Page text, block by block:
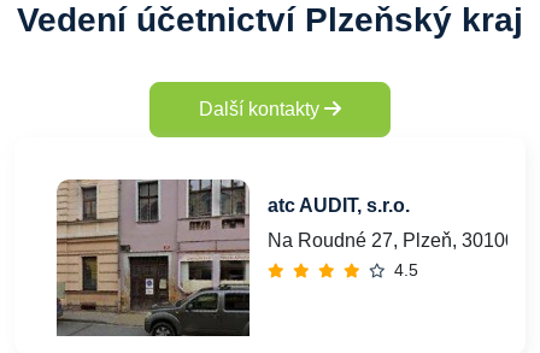
Vedení účetnictví Plzeňský kraj
Další kontakty
atc AUDIT, s.r.o.
Na Roudné 27, Plzeň, 30100
4.5